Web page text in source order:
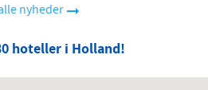
nyheder
hoteller i Holland!